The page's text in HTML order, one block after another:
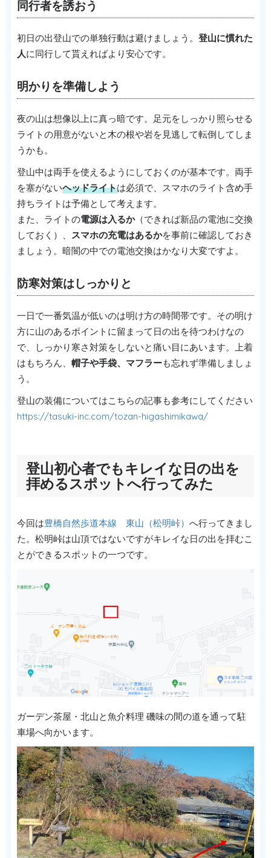
同行者を誘おう
初日の出登山での単独行動は避けましょう。 登山に慣れた
人に同行して貰えればより安心です。
明かりを準備しよう
夜の山は想像以上に真っ暗です。足元をしっかり照らせる
ライトの用意がないと木の根や岩を見逃して転倒してしま
うかも。
登山中は両手を使えるようにしておくのが基本です。両手
を塞がないヘッドライトは必須で、スマホのライト含め手
持ちライトは予備として考えます。
また、ライトの電源は入るか（できれば新品の電池に交換
しておく）、 スマホの充電はあるかを事前に確認しておき
ましょう。暗闇の中での電池交換はかなり大変ですよ。
防寒対策はしっかりと
一日で一番気温が低いのは明け方の時間帯です。その明け
方に山のあるポイントに留まって日の出を待つわけなの
で、しっかり寒さ対策をしないと痛い目にあいます。上着
はもちろん、 帽子や手袋、マフラーも忘れず準備しましょ
う。
登山の装備についてはこちらの記事も参考にしてください
https://tasuki-inc.com/tozan-higashimikawa/
登山初心者でもキレイな日の出を
拝めるスポットへ行ってみた
今回は豊橋自然歩道本線 東山（松明峠） へ行ってきまし
た。松明峠は山頂ではないですがキレイな日の出を拝むこ
とができるスポットの一つです。
ガーデン茶屋・北山と魚介料理 磯味の間の道を通って駐
車場へ向かいます。